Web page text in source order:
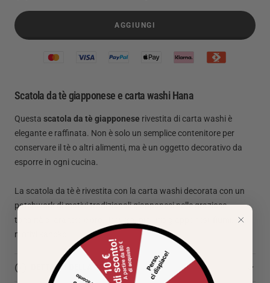
AGGIUNGI
Scatola da tè giapponese e carta washi Hana
Questa scatola da tè giapponese rivestita di carta washi è
elegante e raffinata. Non è solo un semplice contenitore per
conservare il tè o altri alimenti, ma è un oggetto decorativo da
esporre in ogni cucina.
La scatola da tè è rivestita con la carta washi decorata con un
patchwork di motivi tradizionali giapponesi nelle graziose
tonalità di arancio e oro. Troverai pini, iris giapponesi, fiumi,
motivi kanoko...
DETTAGLI DELLA SCATOLA